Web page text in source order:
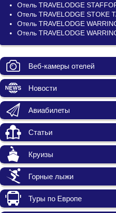
Отель TRAVELODGE
Отель TRAVELODGE STOKE
Отель TRAVELODGE
Отель TRAVELODGE
Веб-камеры отелей
Новости
Авиабилеты
Статьи
Круизы
Горные лыжи
Туры по Европе